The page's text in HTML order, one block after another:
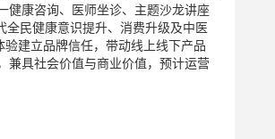
健康咨询、医师坐诊、主题沙龙讲座
全民健康意识提升、消费升级及中医
验建立品牌信任，带动线上线下产品
兼具社会价值与商业价值，预计运营